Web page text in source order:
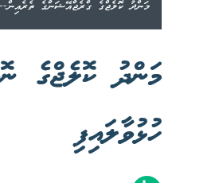
މަންދު ކޮލެޖްގެ ގްރެޖްއޭޝަންގެ ތެރެއިން--
މަންދު ކޮލެޖްގެ
ހުޅުވާލައިފި